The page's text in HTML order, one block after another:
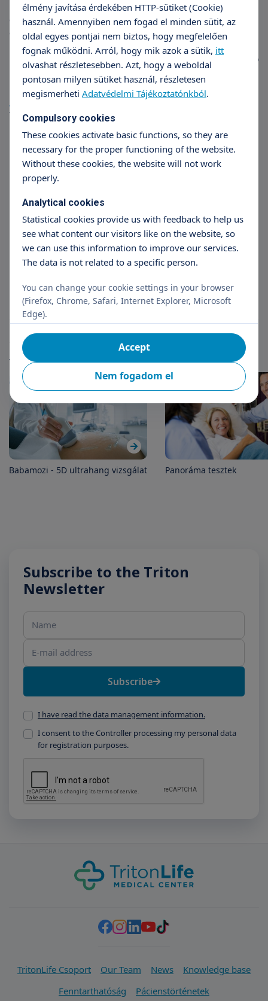
precízebb méréseket végezhetünk, az eddigi nehezen
elvégezhető mérési műveleteket ez a technika leegyszerűsíti
és felgyorsítja. Jól sikerült képek akkor készülnek, ha jó a
magzat fekvése, elegendő a magzatvíz, elegendő nagyságú a
magzat. A vizsgálat ideális időpontja: 25-28. hét között. Kiváló
minőségű képeket nyomtatunk, a felvételeket digitálisan
rögzítjük, e-mailben elküldjük.
További információk >>
Andrea Rehákné Fehér
fetal diagnostics
Articles
More articles
Babamozi - 5D ultrahang vizsgálat Panoráma tesztek
Subscribe to the Triton
Newsletter
Subscribe
I have read the data management information.
I consent to the Controller processing my personal data
for registration purposes.
TritonLife Csoport Our Team News
Knowledge base
Fenntarthatóság
Pácienstörténetek
élmény javítása érdekében HTTP-sütiket (Cookie)
használ. Amennyiben nem fogad el minden sütit, az
oldal egyes pontjai nem biztos, hogy megfelelően
fognak működni. Arról, hogy mik azok a sütik, itt
olvashat részletesebben. Azt, hogy a weboldal
pontosan milyen sütiket használ, részletesen
megismerheti Adatvédelmi Tájékoztatónkból.
Compulsory cookies
These cookies activate basic functions, so they are
necessary for the proper functioning of the website.
Without these cookies, the website will not work
properly.
Analytical cookies
Statistical cookies provide us with feedback to help us
see what content our visitors like on the website, so
we can use this information to improve our services.
The data is not related to a specific person.
You can change your cookie settings in your browser
(Firefox, Chrome, Safari, Internet Explorer, Microsoft
Edge).
Nem fogadom el
Accept